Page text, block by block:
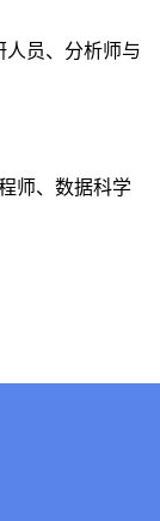
人员、分析师与
师、数据科学